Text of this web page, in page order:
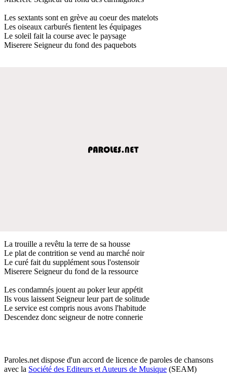
Les sextants sont en grève au coeur des matelots
Les oiseaux carburés fientent les équipages
Le soleil fait la course avec le paysage
Miserere Seigneur du fond des paquebots
La trouille a revêtu la terre de sa housse
Le plat de contrition se vend au marché noir
Le curé fait du supplément sous l'ostensoir
Miserere Seigneur du fond de la ressource
Les condamnés jouent au poker leur appétit
Ils vous laissent Seigneur leur part de solitude
Le service est compris nous avons l'habitude
Descendez donc seigneur de notre connerie
Paroles.net dispose d'un accord de licence de paroles de chansons
avec la Société des Editeurs et Auteurs de Musique (SEAM)